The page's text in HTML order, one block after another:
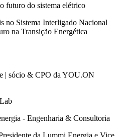
futuro do sistema elétrico
no Sistema Interligado Nacional
na Transição Energética
| sócio & CPO da YOU.ON
- Engenharia & Consultoria
da Lummi Energia e Vice